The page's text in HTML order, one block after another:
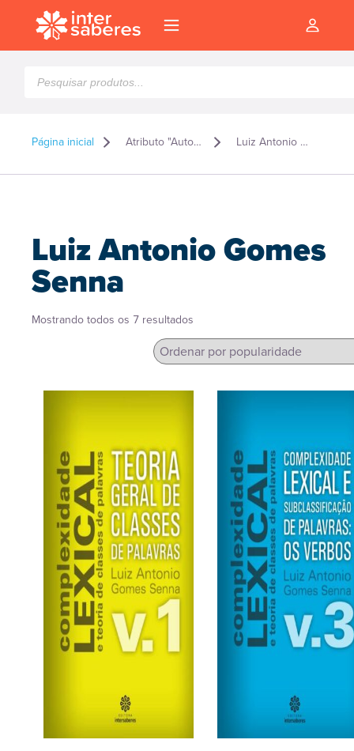
produtos
Página inicial Atributo "Autor" de produto Luiz Antonio Gomes Senna
Luiz Antonio Gomes
Senna
Mostrando todos os 7 resultados
popularidade